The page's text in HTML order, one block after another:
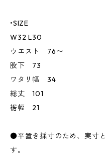
•SIZE
W32 L30
ウエスト 76〜
股下 73
ワタリ幅 34
総丈 101
裾幅 21
●平置き採寸のため、実寸
す。